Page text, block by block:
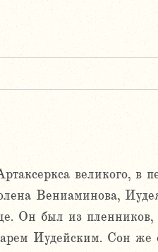
великого,
Вениаминова,
Он был из пленников,
Иудейским. Сон же